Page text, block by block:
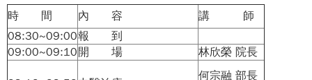
時 間 內 容
講 師
08:30~09:00報 到
09:00~09:10 開 場 林欣榮 院長
何宗融 部長